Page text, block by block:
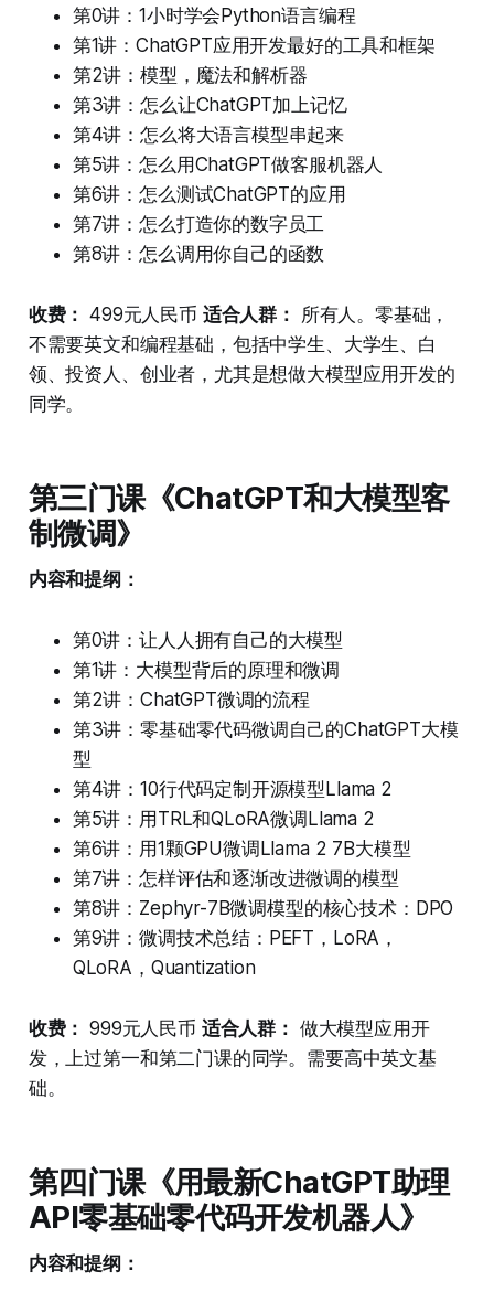
第0讲：1小时学会Python语言编程
第1讲：ChatGPT应用开发最好的工具和框架
第2讲：模型，魔法和解析器
第3讲：怎么让ChatGPT加上记忆
第4讲：怎么将大语言模型串起来
第5讲：怎么用ChatGPT做客服机器人
第6讲：怎么测试ChatGPT的应用
第7讲：怎么打造你的数字员工
第8讲：怎么调用你自己的函数
收费： 499元人民币 适合人群：
所有人。零基础，
不需要英文和编程基础，包括中学生、大学生、白
领、投资人、创业者，尤其是想做大模型应用开发的
同学。
第三门课《ChatGPT和大模型客
制微调》
内容和提纲：
第0讲：让人人拥有自己的大模型
第1讲：大模型背后的原理和微调
第2讲：ChatGPT微调的流程
第3讲：零基础零代码微调自己的ChatGPT大模
型
第4讲：10行代码定制开源模型Llama 2
第5讲：用TRL和QLoRA微调Llama 2
第6讲：用1颗GPU微调Llama 2 7B大模型
第7讲：怎样评估和逐渐改进微调的模型
第8讲：Zephyr-7B微调模型的核心技术：DPO
第9讲：微调技术总结：PEFT，LoRA，
QLoRA，Quantization
收费： 999元人民币 适合人群： 做大模型应用开
发，上过第一和第二门课的同学。需要高中英文基
础。
第四门课《用最新ChatGPT助理
API零基础零代码开发机器人》
内容和提纲：